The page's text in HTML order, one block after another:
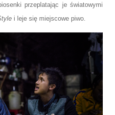
przeplatając je światowymi
i leje się miejscowe piwo.